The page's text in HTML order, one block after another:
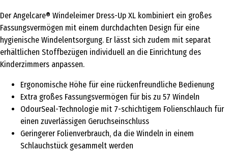
Der Angelcare® Windeleimer Dress-Up XL kombiniert ein großes
Fassungsvermögen mit einem durchdachten Design für eine
hygienische Windelentsorgung. Er lässt sich zudem mit separat
erhältlichen Stoffbezügen individuell an die Einrichtung des
Kinderzimmers anpassen.
Ergonomische Höhe für eine rückenfreundliche Bedienung
Extra großes Fassungsvermögen für bis zu 57 Windeln
OdourSeal-Technologie mit 7-schichtigem Folienschlauch für
einen zuverlässigen Geruchseinschluss
Geringerer Folienverbrauch, da die Windeln in einem
Schlauchstück gesammelt werden